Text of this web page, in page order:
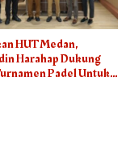
HUT Medan,
Harahap Dukung
Padel Untuk